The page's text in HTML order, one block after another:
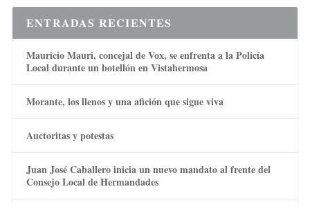
ENTRADAS RECIENTES
Mauricio Mauri, concejal de Vox, se enfrenta a la Policía
Local durante un botellón en Vistahermosa
Morante, los llenos y una afición que sigue viva
Auctoritas y potestas
Juan José Caballero inicia un nuevo mandato al frente del
Consejo Local de Hermandades